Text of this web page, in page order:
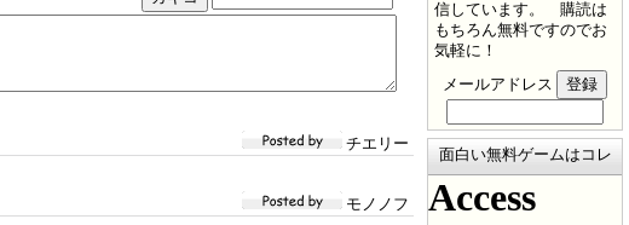
チエリー
モノノフ
信しています。 購読は
もちろん無料ですのでお
気軽に！
メールアドレス
面白い無料ゲームはコレ